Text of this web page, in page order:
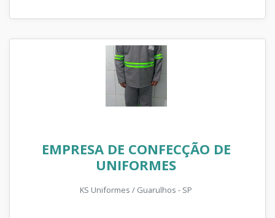
EMPRESA DE CONFECÇÃO DE
UNIFORMES
KS Uniformes / Guarulhos - SP